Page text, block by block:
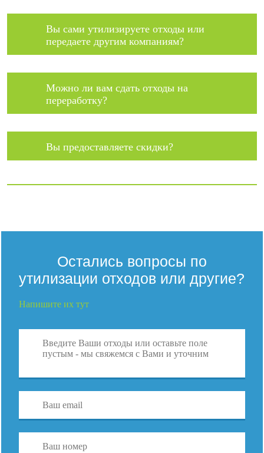
Вы сами утилизируете отходы или
передаете другим компаниям?
Можно ли вам сдать отходы на
переработку?
Вы предоставляете скидки?
Остались вопросы по
утилизации отходов или другие?
Напишите их тут